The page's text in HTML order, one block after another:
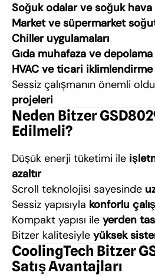
Soğuk odalar ve soğuk hava
Market ve süpermarket
Chiller uygulamaları
Gıda muhafaza ve
HVAC ve ticari
Sessiz çalışmanın önemli
projeleri
Neden Bitzer
Edilmeli?
Düşük enerji tüketimi ile
azaltır
Scroll teknolojisi sayesinde
Sessiz yapısıyla konforlu
Kompakt yapısı ile yerden
Bitzer kalitesiyle yüksek
CoolingTech Bitzer
Satış Avantajları